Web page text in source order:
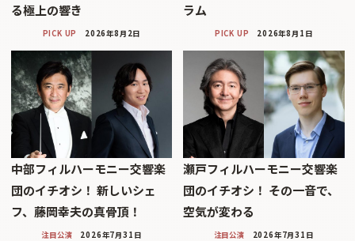
る極上の響き
PICK UP 2026年8月2日
ラム
PICK UP 2026年8月1日
中部フィルハーモニー交響楽
団のイチオシ！ 新しいシェ
フ、藤岡幸夫の真骨頂！
注目公演 2026年7月31日
瀬戸フィルハーモニー交響楽
団のイチオシ！ その一音で、
空気が変わる
注目公演 2026年7月31日